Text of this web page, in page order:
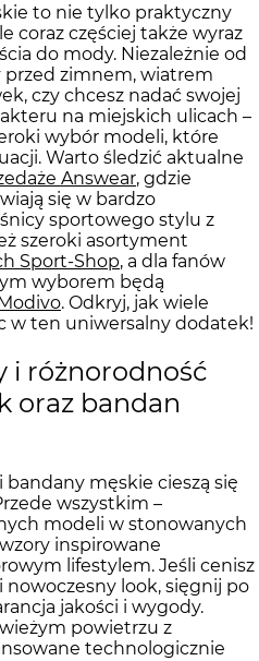
to nie tylko praktyczny
coraz częściej także wyraz
do mody. Niezależnie od
przed zimnem, wiatrem
czy chcesz nadać swojej
na miejskich ulicach –
wybór modeli, które
Warto śledzić aktualne
Answear, gdzie
się w bardzo
sportowego stylu z
szeroki asortyment
Sport-Shop, a dla fanów
wyborem będą
. Odkryj, jak wiele
w ten uniwersalny dodatek!
i różnorodność
oraz bandan
męskie cieszą się
wszystkim –
modeli w stonowanych
inspirowane
lifestylem. Jeśli cenisz
look, sięgnij po
jakości i wygody.
powietrzu z
technologicznie